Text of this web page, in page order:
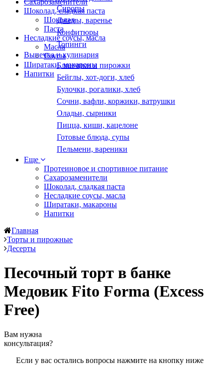
Сахарозаменители
Шоколад, сладкая паста
Шоколад
Паста
Несладкие соусы, масла
Масла
Соусы
Ширатаки, макароны
Напитки
Сиропы
Джемы, варенье
Конфитюры
Топинги
Выпечка и кулинария
Блинчики и пирожки
Бейглы, хот-доги, хлеб
Булочки, рогалики, хлеб
Сочни, вафли, коржики, ватрушки
Оладьи, сырники
Пицца, киши, кацелоне
Готовые блюда, супы
Пельмени, вареники
Еще
Протеиновое и спортивное питание
Сахарозаменители
Шоколад, сладкая паста
Несладкие соусы, масла
Ширатаки, макароны
Напитки
Главная
Торты и пирожные
Десерты
Песочный торт в банке
Медовик Fito Forma (Excess
Free)
Вам нужна
консультация?
Если у вас остались вопросы нажмите на кнопку ниже